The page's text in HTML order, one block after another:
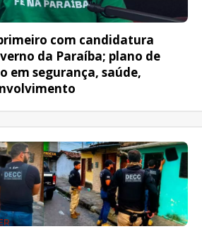
com candidatura
da Paraíba; plano de
em segurança, saúde,